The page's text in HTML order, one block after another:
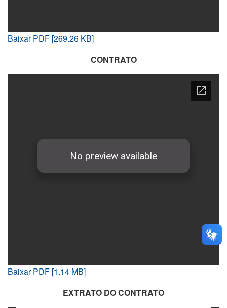
Baixar PDF [269.26 KB]
CONTRATO
Baixar PDF [1.14 MB]
EXTRATO DO CONTRATO